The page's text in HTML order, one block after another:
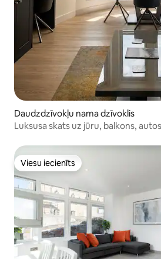
Daudzdzīvokļu nama dzīvoklis
Luksusa skats uz jūru, balkons,
Viesu iecienīts
Viesu iecienīts